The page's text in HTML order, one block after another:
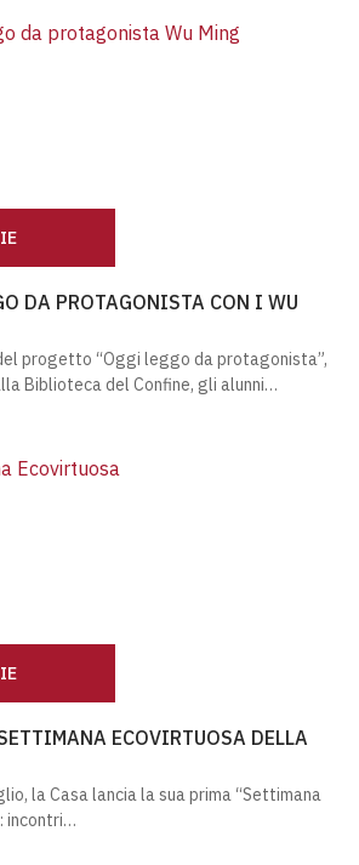
DA PROTAGONISTA CON I WU
progetto “Oggi leggo da protagonista”,
Biblioteca del Confine, gli alunni…
ECOVIRTUOSA DELLA
la Casa lancia la sua prima “Settimana
incontri…